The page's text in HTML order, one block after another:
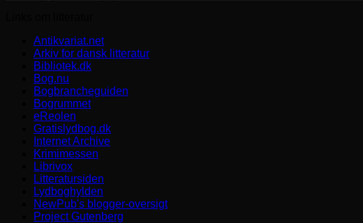
Antikvariat.net
Arkiv for dansk litteratur
Bibliotek.dk
Bog.nu
Bogbrancheguiden
Bogrummet
eReolen
Gratislydbog.dk
Internet Archive
Krimimessen
Librivox
Litteratursiden
Lydboghylden
NewPub's blogger-oversigt
Project Gutenberg